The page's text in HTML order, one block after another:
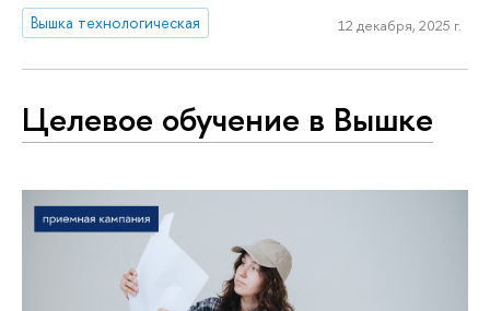
Вышка технологическая
12 декабря, 2025 г.
Целевое обучение в Вышке